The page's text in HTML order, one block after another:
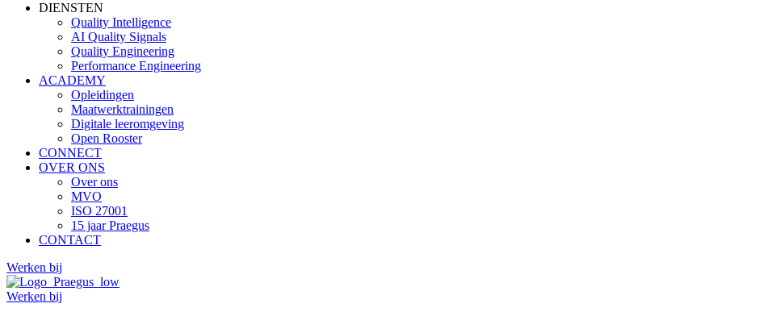
DIENSTEN
Quality Intelligence
AI Quality Signals
Quality Engineering
Performance Engineering
ACADEMY
Opleidingen
Maatwerktrainingen
Digitale leeromgeving
Open Rooster
CONNECT
OVER ONS
Over ons
MVO
ISO 27001
15 jaar Praegus
CONTACT
Werken bij
Werken bij